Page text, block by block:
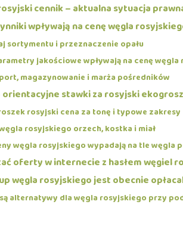
cennik – aktualna sytuacja
wpływają na cenę węgla
sortymentu i przeznaczenie opału
jakościowe wpływają na cenę
magazynowanie i marża pośredników
orientacyjne stawki za rosyjski
rosyjski cena za tonę i typowe zakresy
rosyjskiego orzech, kostka i miał
węgla rosyjskiego wypadają na tle węgla
oferty w internecie z hasłem węgiel
węgla rosyjskiego jest obecnie
alternatywy dla węgla rosyjskiego przy